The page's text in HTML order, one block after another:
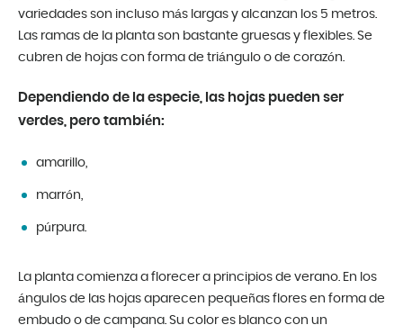
variedades son incluso más largas y alcanzan los 5 metros.
Las ramas de la planta son bastante gruesas y flexibles. Se
cubren de hojas con forma de triángulo o de corazón.
Dependiendo de la especie, las hojas pueden ser
verdes, pero también:
amarillo,
marrón,
púrpura.
La planta comienza a florecer a principios de verano. En los
ángulos de las hojas aparecen pequeñas flores en forma de
embudo o de campana. Su color es blanco con un